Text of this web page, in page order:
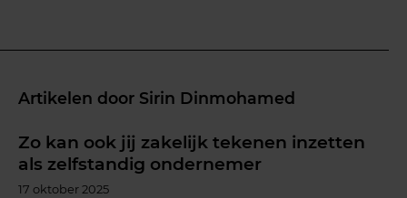
Artikelen door Sirin Dinmohamed
Zo kan ook jij zakelijk tekenen inzetten
als zelfstandig ondernemer
17 oktober 2025